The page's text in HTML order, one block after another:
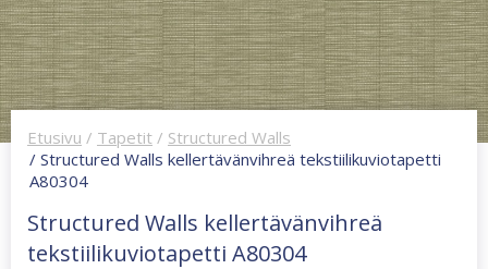
Etusivu / Tapetit / Structured Walls
/ Structured Walls kellertävänvihreä tekstiilikuviotapetti
A80304
Structured Walls kellertävänvihreä
tekstiilikuviotapetti A80304